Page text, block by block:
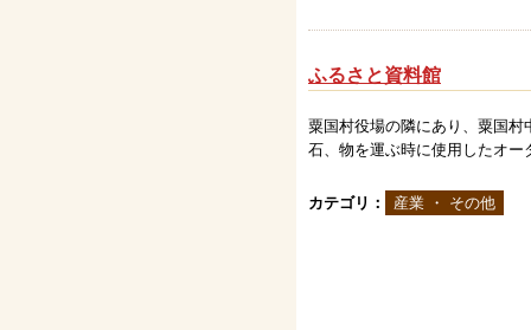
ふるさと資料館
粟国村役場の隣にあり、粟国
石、物を運ぶ時に使用したオ
カテゴリ： 産業 ・ その他